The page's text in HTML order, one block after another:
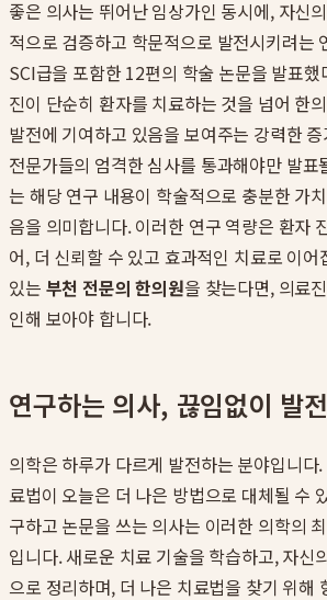
좋은 의사는 뛰어난 임상가인 동시에, 자신
적으로 검증하고 학문적으로 발전시키려는
SCI급을 포함한 12편의 학술 논문을 발표
진이 단순히 환자를 치료하는 것을 넘어 한
발전에 기여하고 있음을 보여주는 강력한
전문가들의 엄격한 심사를 통과해야만 발표
는 해당 연구 내용이 학술적으로 충분한 가
음을 의미합니다. 이러한 연구 역량은 환자
어, 더 신뢰할 수 있고 효과적인 치료로 이
있는 부천 전문의 한의원을 찾는다면, 의료
인해 보아야 합니다.
연구하는 의사, 끊임없이 발
의학은 하루가 다르게 발전하는 분야입니다
료법이 오늘은 더 나은 방법으로 대체될 수
구하고 논문을 쓰는 의사는 이러한 의학의
입니다. 새로운 치료 기술을 학습하고, 자신
으로 정리하며, 더 나은 치료법을 찾기 위해